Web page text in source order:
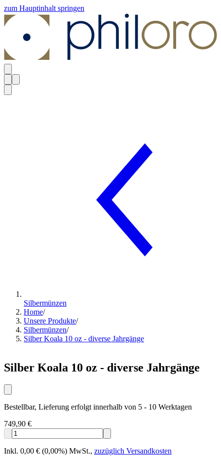
zum Hauptinhalt springen
Silbermünzen
Home/
Unsere Produkte/
Silbermünzen/
Silber Koala 10 oz - diverse Jahrgänge
Silber Koala 10 oz - diverse Jahrgänge
Bestellbar, Lieferung erfolgt innerhalb von 5 - 10 Werktagen
749,90 €
Inkl. 0,00 € (0,00%) MwSt., zuzüglich Versandkosten